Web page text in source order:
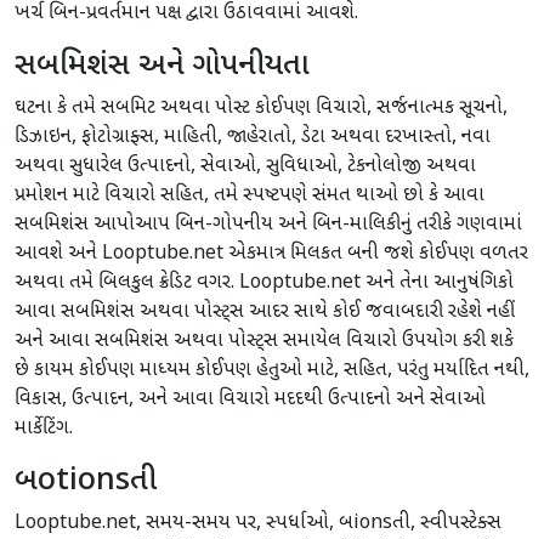
ખર્ચ બિન-પ્રવર્તમાન પક્ષ દ્વારા ઉઠાવવામાં આવશે.
સબમિશંસ અને ગોપનીયતા
ઘટના કે તમે સબમિટ અથવા પોસ્ટ કોઈપણ વિચારો, સર્જનાત્મક સૂચનો,
ડિઝાઇન, ફોટોગ્રાફ્સ, માહિતી, જાહેરાતો, ડેટા અથવા દરખાસ્તો, નવા
અથવા સુધારેલ ઉત્પાદનો, સેવાઓ, સુવિધાઓ, ટેકનોલોજી અથવા
પ્રમોશન માટે વિચારો સહિત, તમે સ્પષ્ટપણે સંમત થાઓ છો કે આવા
સબમિશંસ આપોઆપ બિન-ગોપનીય અને બિન-માલિકીનું તરીકે ગણવામાં
આવશે અને Looptube.net એકમાત્ર મિલકત બની જશે કોઈપણ વળતર
અથવા તમે બિલકુલ ક્રેડિટ વગર. Looptube.net અને તેના આનુષંગિકો
આવા સબમિશંસ અથવા પોસ્ટ્સ આદર સાથે કોઈ જવાબદારી રહેશે નહીં
અને આવા સબમિશંસ અથવા પોસ્ટ્સ સમાયેલ વિચારો ઉપયોગ કરી શકે
છે કાયમ કોઈપણ માધ્યમ કોઈપણ હેતુઓ માટે, સહિત, પરંતુ મર્યાદિત નથી,
વિકાસ, ઉત્પાદન, અને આવા વિચારો મદદથી ઉત્પાદનો અને સેવાઓ
માર્કેટિંગ.
બotionsતી
Looptube.net, સમય-સમય પર, સ્પર્ધાઓ, બionsતી, સ્વીપસ્ટેક્સ